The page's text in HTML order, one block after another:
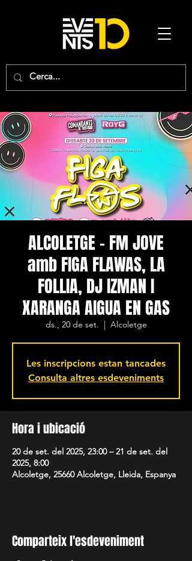
ALCOLETGE - FM JOVE
amb FIGA FLAWAS, LA
FOLLIA, DJ IZMAN I
XARANGA AIGUA EN GAS
ds., 20 de set.
  |
Alcoletge
Les inscripcions estan tancades
Consulta altres esdeveniments
Hora i ubicació
20 de set. del 2025, 23:00 – 21 de set. del
2025, 8:00
Alcoletge, 25660 Alcoletge, Lleida, Espanya
Comparteix l'esdeveniment